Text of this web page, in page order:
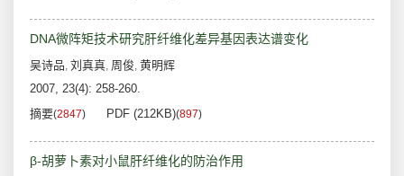
DNA微阵矩技术研究肝纤维化差异基因表达谱变化
吴诗品, 刘真真, 周俊, 黄明辉
2007, 23(4): 258-260.
摘要(2847) PDF (212KB)(897)
β-胡萝卜素对小鼠肝纤维化的防治作用